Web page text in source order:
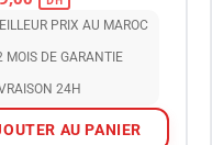
PRIX AU MAROC
MOIS DE GARANTIE
24H
AU PANIER